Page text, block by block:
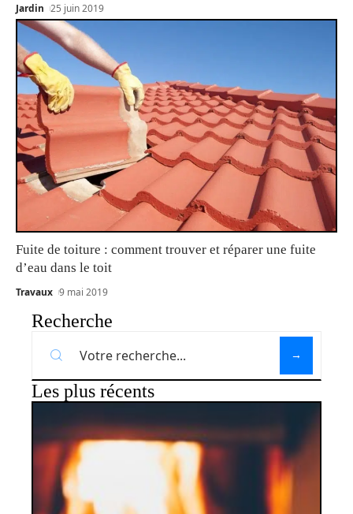
Jardin 25 juin 2019
Fuite de toiture : comment trouver et réparer une fuite
d’eau dans le toit
Travaux 9 mai 2019
Recherche
Les plus récents